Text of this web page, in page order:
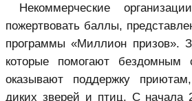
Некоммерческие
пожертвовать баллы,
программы «Миллион призов».
которые помогают бездомным
оказывают поддержку
диких зверей и птиц. С начала